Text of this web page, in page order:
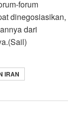
forum
dinegosiasikan,
dari
IRAN